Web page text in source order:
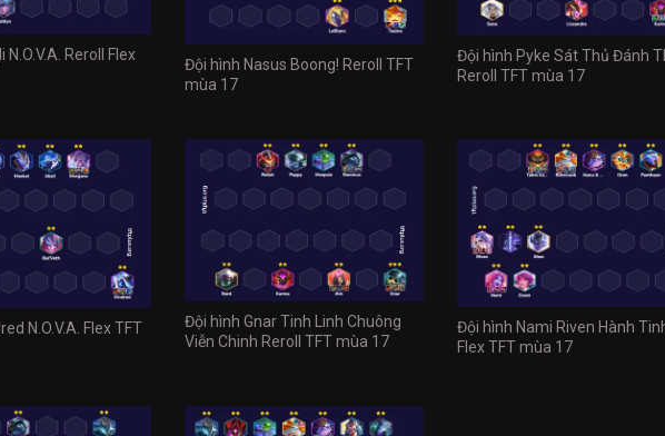
Reroll Flex
Đội hình Nasus Boong! Reroll TFT
mùa 17
Đội hình Pyke Sát Thủ Đánh
Reroll TFT mùa 17
N.O.V.A. Flex TFT
Đội hình Gnar Tinh Linh Chuông
Viễn Chinh Reroll TFT mùa 17
Đội hình Nami Riven Hành
Flex TFT mùa 17